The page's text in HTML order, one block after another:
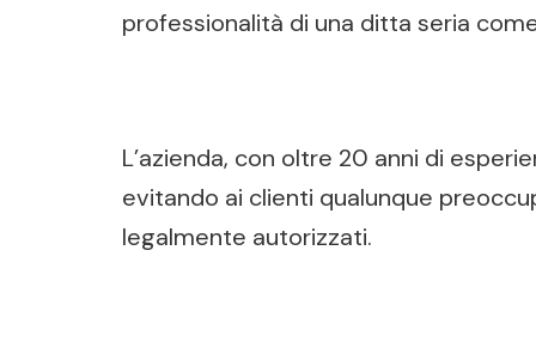
professionalità di una ditta seria
L’azienda, con oltre 20 anni di
evitando ai clienti qualunque
legalmente autorizzati.